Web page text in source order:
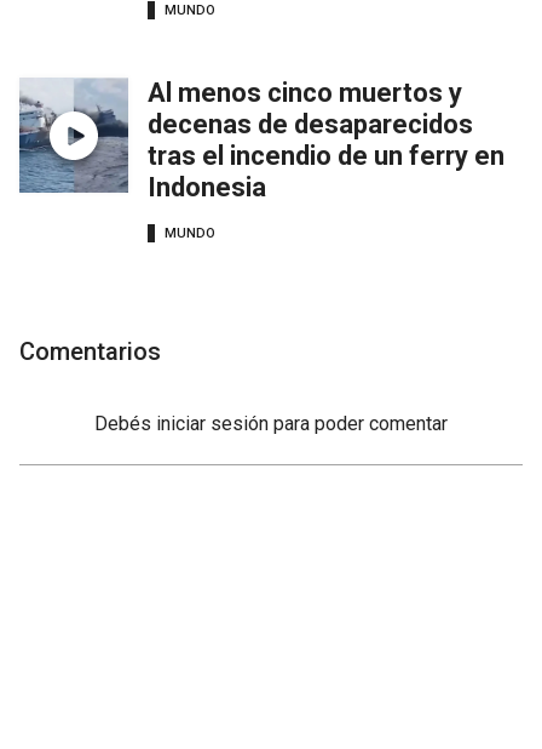
MUNDO
Al menos cinco muertos y
decenas de desaparecidos
tras el incendio de un ferry en
Indonesia
MUNDO
Comentarios
Debés iniciar sesión para poder comentar